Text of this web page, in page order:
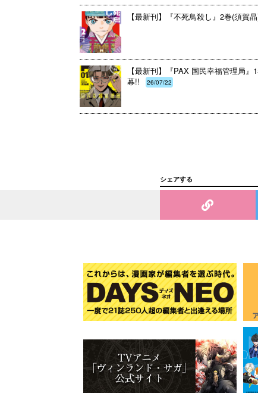
【最新刊】『不死鳥殺し』2巻(須賀
【最新刊】『PAX 国民幸福管理局
幕!!
26/07/22
シェアする